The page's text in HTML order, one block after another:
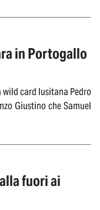
in Portogallo
card lusitana Pedro
Giustino che Samuel
fuori ai